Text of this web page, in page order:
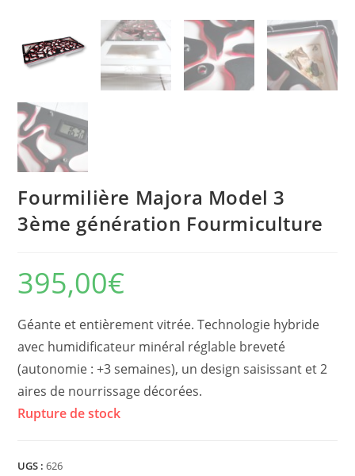
Fourmilière Majora Model 3
3ème génération Fourmiculture
395,00€
Géante et entièrement vitrée. Technologie hybride
avec humidificateur minéral réglable breveté
(autonomie : +3 semaines), un design saisissant et 2
aires de nourrissage décorées.
Rupture de stock
UGS :626